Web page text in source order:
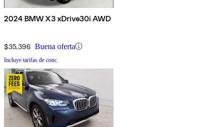
2024 BMW X3 xDrive30i AWD
$35,396 Buena oferta
Incluye tarifas de conc.